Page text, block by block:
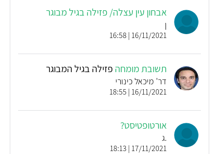
אבחון עין עצלה/ פזילה בגיל מבוגר
ן
16/11/2021 | 16:58
תשובת מומחה פזילה בגיל המבוגר
דר' מיכאל כינורי
16/11/2021 | 18:55
אורטופטיסט?
.ג
17/11/2021 | 18:13